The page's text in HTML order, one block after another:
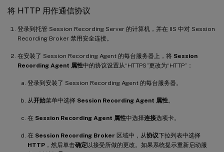
将 HTTP 用作通信协议
登录到托管 Session Recording Server 的计算机，并在 IIS 中对 Session
Recording Broker 禁用安全连接。
在安装了 Session Recording Agent 的每台服务器上，将 Session
Recording Agent 属性中的协议设置从“HTTPS”更改为“HTTP”：
登录到安装了 Session Recording Agent 的每台服务器。
从开始菜单中选择 Session Recording Agent 属性。
在 Session Recording Agent 属性中选择连接选项卡。
在 Session Recording Broker 区域中，从协议下拉列表中选择
HTTP ，然后单击确定以接受所做的更改。如果系统提示重新启动服